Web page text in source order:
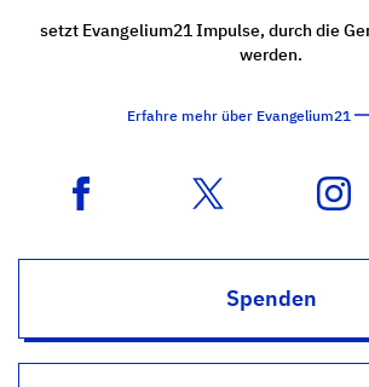
setzt Evangelium21 Impulse, durch die
werden.
Erfahre mehr über Evangelium21
Spenden